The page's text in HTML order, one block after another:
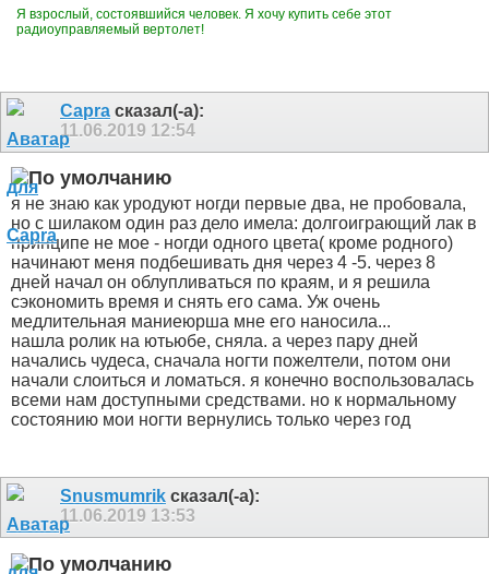
Я взрослый, состоявшийся человек. Я хочу купить себе этот
радиоуправляемый вертолет!
Capra сказал(-а):
11.06.2019 12:54
я не знаю как уродуют ногди первые два, не пробовала,
но с шилаком один раз дело имела: долгоиграющий лак в
принципе не мое - ногди одного цвета( кроме родного)
начинают меня подбешивать дня через 4 -5. через 8
дней начал он облупливаться по краям, и я решила
сэкономить время и снять его сама. Уж очень
медлительная маниеюрша мне его наносила...
нашла ролик на ютьюбе, сняла. а через пару дней
начались чудеса, сначала ногти пожелтели, потом они
начали слоиться и ломаться. я конечно воспользовалась
всеми нам доступными средствами. но к нормальному
состоянию мои ногти вернулись только через год
Snusmumrik сказал(-а):
11.06.2019 13:53